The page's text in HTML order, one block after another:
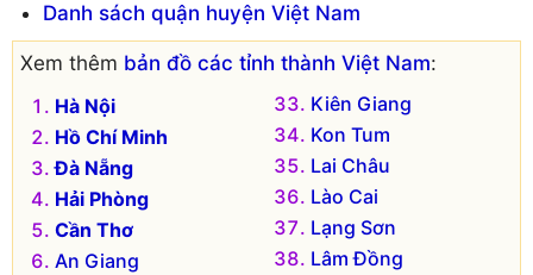
Danh sách quận huyện Việt Nam
Xem thêm bản đồ các tỉnh thành Việt Nam:
Hà Nội
Hồ Chí Minh
Đà Nẵng
Hải Phòng
Cần Thơ
An Giang
Kiên Giang
Kon Tum
Lai Châu
Lào Cai
Lạng Sơn
Lâm Đồng